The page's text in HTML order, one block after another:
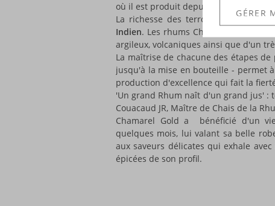
où il est produit depuis 2008, dans la
La richesse des terroirs est très
Indien. Les rhums Chamarel y
argileux, volcaniques ainsi que d'un
La maîtrise de chacune des étapes
jusqu'à la mise en bouteille - permet
production d'excellence qui fait la
'Un grand Rhum naît d'un grand jus' :
Couacaud JR, Maître de Chais de la
Chamarel Gold a bénéficié d'un
quelques mois, lui valant sa belle
aux saveurs délicates qui exhale
épicées de son profil.
GÉRER